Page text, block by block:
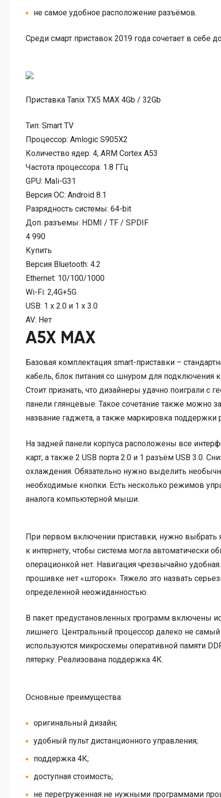
не самое удобное расположение разъёмов.
Среди смарт приставок 2019 года сочетает в себе
Приставка Tanix TX5 MAX 4Gb / 32Gb
Тип: Smart TV
Процессор: Amlogic S905X2
Количество ядер: 4, ARM Cortex A53
Частота процессора: 1.8 ГГц
GPU: Mali-G31
Версия ОС: Android 8.1
Разрядность системы: 64-bit
Доп. разъемы: HDMI / TF / SPDIF
4 990
Купить
Версия Bluetooth: 4.2
Ethernet: 10/100/1000
Wi-Fi: 2,4G+5G
USB: 1 x 2.0 и 1 х 3.0
AV: Нет
A5X MAX
Базовая комплектация smart-приставки –
кабель, блок питания со шнуром для подключения
Стоит признать, что дизайнеры удачно поиграли с
панели глянцевые. Такое сочетание также можно
название гаджета, а также маркировка поддержки
На задней панели корпуса расположены все
карт, а также 2 USB порта 2.0 и 1 разъём USB 3.0.
охлаждения. Обязательно нужно выделить
необходимые кнопки. Есть несколько режимов
аналога компьютерной мыши.
При первом включении приставки, нужно выбрать
к интернету, чтобы система могла автоматически
операционкой нет. Навигация чрезвычайно
прошивке нет «шторок». Тяжело это назвать
определенной неожиданностью.
В пакет предустановленных программ включены
лишнего. Центральный процессор далеко не самый
используются микросхемы оперативной памяти
пятерку. Реализована поддержка 4К.
Основные преимущества:
оригинальный дизайн;
удобный пульт дистанционного управления;
поддержка 4К;
доступная стоимость;
не перегруженная не нужными программами